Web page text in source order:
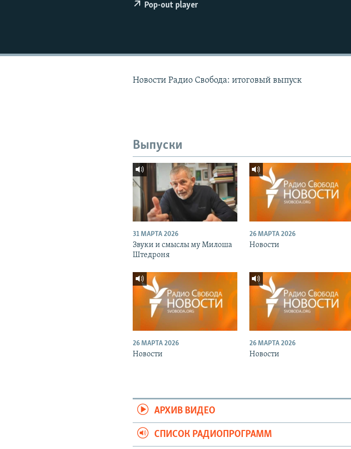
Pop-out player
Новости Радио Свобода: итоговый выпуск
Выпуски
31 МАРТА 2026
Звуки и смыслы му Милоша
Штедроня
26 МАРТА 2026
Новости
26 МАРТА 2026
Новости
26 МАРТА 2026
Новости
АРХИВ ВИДЕО
СПИСОК РАДИОПРОГРАММ